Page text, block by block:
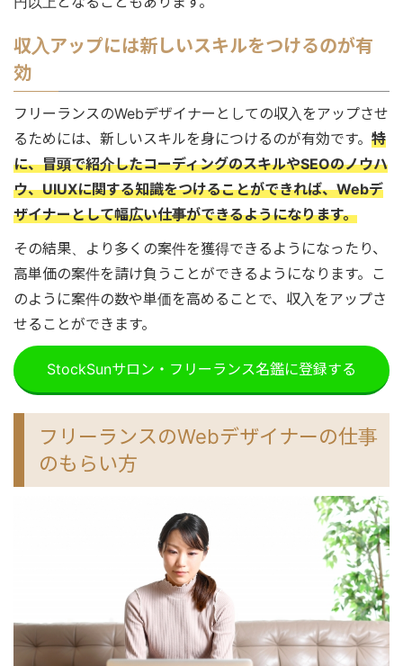
収入アップには新しいスキルをつけるのが有
効
フリーランスのWebデザイナーとしての収入をアップさせ
るためには、新しいスキルを身につけるのが有効です。 特
に、冒頭で紹介したコーディングのスキルやSEOのノウハ
ウ、UIUXに関する知識をつけることができれば、Webデ
ザイナーとして幅広い仕事ができるようになります。
その結果、より多くの案件を獲得できるようになったり、
高単価の案件を請け負うことができるようになります。こ
のように案件の数や単価を高めることで、収入をアップさ
せることができます。
StockSunサロン・フリーランス名鑑に登録する
フリーランスのWebデザイナーの仕事
のもらい方